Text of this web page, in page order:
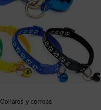
Collares y correas